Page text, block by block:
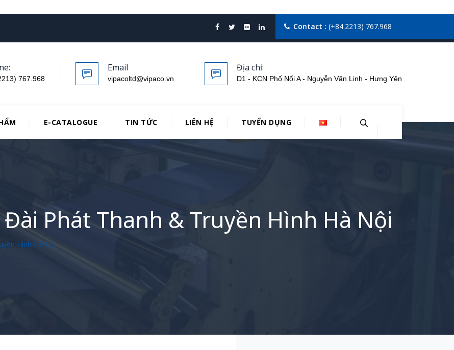
Contact : (+84.2213) 767.968
767.968
Email
vipacoltd@vipaco.vn
Địa chỉ:
D1 - KCN Phố Nối A - Nguyễn Văn Linh - Hưng Yên
E-CATALOGUE TIN TỨC LIÊN HỆ TUYỂN DỤNG
Phát Thanh & Truyền Hình Hà Nội
Hình Hà Nội